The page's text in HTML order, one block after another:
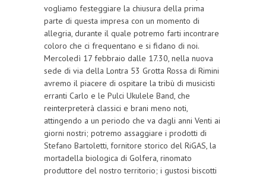
vogliamo festeggiare la chiusura della prima
parte di questa impresa con un momento di
allegria, durante il quale potremo farti incontrare
coloro che ci frequentano e si fidano di noi.
Mercoledì 17 febbraio dalle 17.30, nella nuova
sede di via della Lontra 53 Grotta Rossa di Rimini
avremo il piacere di ospitare la tribù di musicisti
erranti Carlo e le Pulci Ukulele Band, che
reinterpreterà classici e brani meno noti,
attingendo a un periodo che va dagli anni Venti ai
giorni nostri; potremo assaggiare i prodotti di
Stefano Bartoletti, fornitore storico del RiGAS, la
mortadella biologica di Golfera, rinomato
produttore del nostro territorio; i gustosi biscotti